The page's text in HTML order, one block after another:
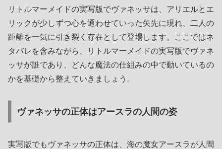
リトルマーメイドの実写版でヴァネッサは、アリエルとエ
リックが少しずつ心を通わせていった矢先に現れ、二人の
距離を一気に引き裂く存在として登場します。ここではネ
タバレを含みながら、リトルマーメイドの実写版でヴァネ
ッサが誰であり、どんな魔法の仕組みの中で動いているの
かを基礎から整えていきましょう。
ヴァネッサの正体はアースラの人間の姿
実写版でもヴァネッサの正体は、海の魔女アースラが人間